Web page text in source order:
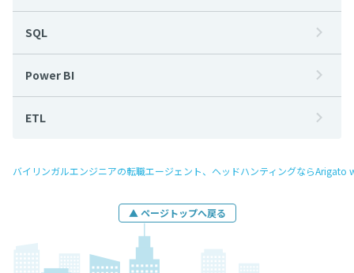
SQL
Power BI
ETL
バイリンガルエンジニアの転職エージェント、ヘッドハンティングならArigato
▲ ページトップへ戻る